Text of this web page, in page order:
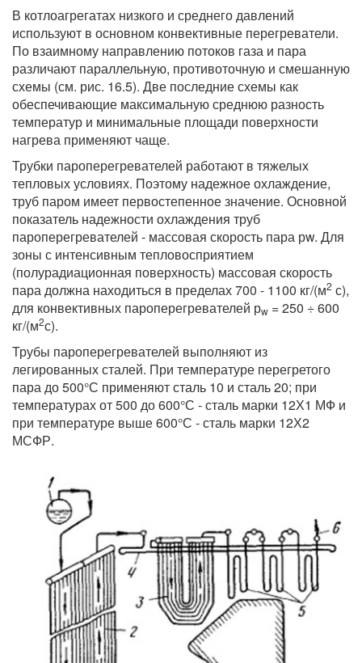
В котлоагрегатах низкого и среднего давлений
используют в основном конвективные перегреватели.
По взаимному направлению потоков газа и пара
различают параллельную, противоточную и смешанную
схемы (см. рис. 16.5). Две последние схемы как
обеспечивающие максимальную среднюю разность
температур и минимальные площади поверхности
нагрева применяют чаще.
Трубки пароперегревателей работают в тяжелых
тепловых условиях. Поэтому надежное охлаждение,
труб паром имеет первостепенное значение. Основной
показатель надежности охлаждения труб
пароперегревателей - массовая скорость пара рw. Для
зоны с интенсивным тепловосприятием
(полурадиационная поверхность) массовая скорость
пара должна находиться в пределах 700 - 1100 кг/(м2 с),
для конвективных пароперегревателей рw = 250 ÷ 600
кг/(м2с).
Трубы пароперегревателей выполняют из
легированных сталей. При температуре перегретого
пара до 500°С применяют сталь 10 и сталь 20; при
температурах от 500 до 600°С - сталь марки 12Х1 МФ и
при температуре выше 600°С - сталь марки 12Х2
МСФР.